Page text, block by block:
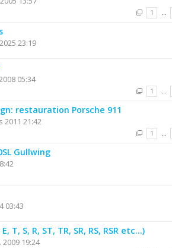
1 …
23:19
05:34
1 …
restauration Porsche 911
2011 21:42
1 …
Gullwing
03:43
T, S, R, ST, TR, SR, RS, RSR etc...)
2009 19:24